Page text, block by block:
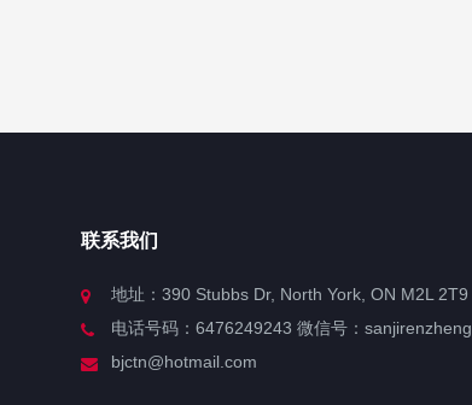
联系我们
地址：390 Stubbs Dr, North York, ON M2L 2T9
电话号码：6476249243 微信号：sanjirenzheng
bjctn@hotmail.com